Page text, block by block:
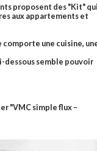
proposent des "Kit"
aux appartements et
comporte une cuisine,
dessous semble pouvoir
"VMC simple flux –